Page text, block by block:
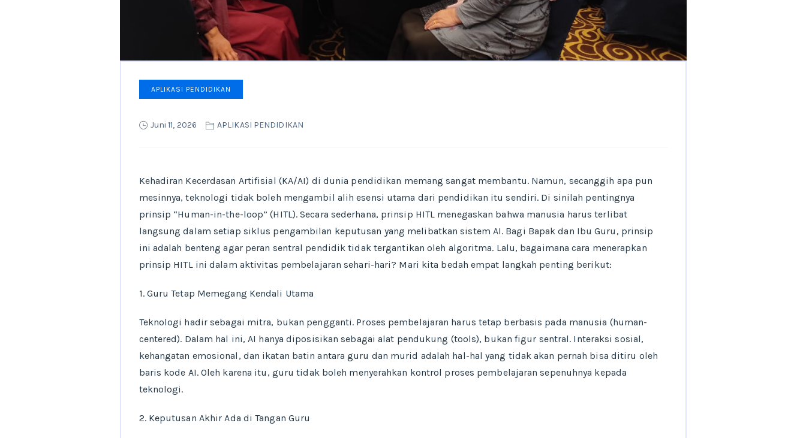
APLIKASI PENDIDIKAN
Juni 11, 2026 APLIKASI PENDIDIKAN
Kehadiran Kecerdasan Artifisial (KA/AI) di dunia pendidikan memang sangat membantu. Namun, secanggih apa pun
mesinnya, teknologi tidak boleh mengambil alih esensi utama dari pendidikan itu sendiri. Di sinilah pentingnya
prinsip “Human-in-the-loop” (HITL). Secara sederhana, prinsip HITL menegaskan bahwa manusia harus terlibat
langsung dalam setiap siklus pengambilan keputusan yang melibatkan sistem AI. Bagi Bapak dan Ibu Guru, prinsip
ini adalah benteng agar peran sentral pendidik tidak tergantikan oleh algoritma. Lalu, bagaimana cara menerapkan
prinsip HITL ini dalam aktivitas pembelajaran sehari-hari? Mari kita bedah empat langkah penting berikut:
1. Guru Tetap Memegang Kendali Utama
Teknologi hadir sebagai mitra, bukan pengganti. Proses pembelajaran harus tetap berbasis pada manusia (human-
centered). Dalam hal ini, AI hanya diposisikan sebagai alat pendukung (tools), bukan figur sentral. Interaksi sosial,
kehangatan emosional, dan ikatan batin antara guru dan murid adalah hal-hal yang tidak akan pernah bisa ditiru oleh
baris kode AI. Oleh karena itu, guru tidak boleh menyerahkan kontrol proses pembelajaran sepenuhnya kepada
teknologi.
2. Keputusan Akhir Ada di Tangan Guru